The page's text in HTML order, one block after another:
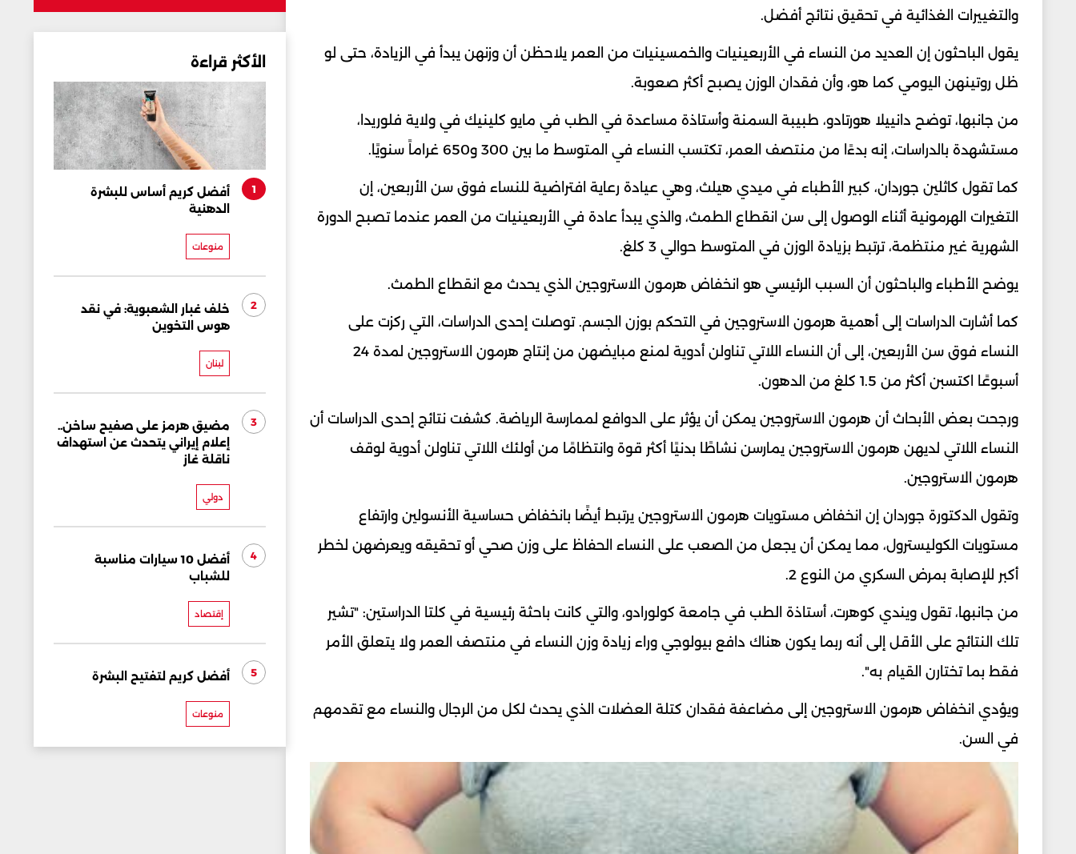
والتغييرات الغذائية في تحقيق نتائج أفضل.
يقول الباحثون إن العديد من النساء في الأربعينيات والخمسينيات من العمر يلاحظن أن وزنهن يبدأ في الزيادة، حتى لو
ظل روتينهن اليومي كما هو، وأن فقدان الوزن يصبح أكثر صعوبة.
من جانبها، توضح دانييلا هورتادو، طبيبة السمنة وأستاذة مساعدة في الطب في مايو كلينيك في ولاية فلوريدا،
مستشهدة بالدراسات، إنه بدءًا من منتصف العمر، تكتسب النساء في المتوسط ما بين 300 و650 غراماً سنويًا.
كما تقول كاثلين جوردان، كبير الأطباء في ميدي هيلث، وهي عيادة رعاية افتراضية للنساء فوق سن الأربعين، إن
التغيرات الهرمونية أثناء الوصول إلى سن انقطاع الطمث، والذي يبدأ عادة في الأربعينيات من العمر عندما تصبح الدورة
الشهرية غير منتظمة، ترتبط بزيادة الوزن في المتوسط حوالي 3 كلغ.
يوضح الأطباء والباحثون أن السبب الرئيسي هو انخفاض هرمون الاستروجين الذي يحدث مع انقطاع الطمث.
كما أشارت الدراسات إلى أهمية هرمون الاستروجين في التحكم بوزن الجسم. توصلت إحدى الدراسات، التي ركزت على
النساء فوق سن الأربعين، إلى أن النساء اللاتي تناولن أدوية لمنع مبايضهن من إنتاج هرمون الاستروجين لمدة 24
أسبوعًا اكتسبن أكثر من 1.5 كلغ من الدهون.
ورجحت بعض الأبحاث أن هرمون الاستروجين يمكن أن يؤثر على الدوافع لممارسة الرياضة. كشفت نتائج إحدى الدراسات أن
النساء اللاتي لديهن هرمون الاستروجين يمارسن نشاطًا بدنيًا أكثر قوة وانتظامًا من أولئك اللاتي تناولن أدوية لوقف
هرمون الاستروجين.
وتقول الدكتورة جوردان إن انخفاض مستويات هرمون الاستروجين يرتبط أيضًا بانخفاض حساسية الأنسولين وارتفاع
مستويات الكوليسترول، مما يمكن أن يجعل من الصعب على النساء الحفاظ على وزن صحي أو تحقيقه ويعرضهن لخطر
أكبر للإصابة بمرض السكري من النوع 2.
من جانبها، تقول ويندي كوهرت، أستاذة الطب في جامعة كولورادو، والتي كانت باحثة رئيسية في كلتا الدراستين: "تشير
تلك النتائج على الأقل إلى أنه ربما يكون هناك دافع بيولوجي وراء زيادة وزن النساء في منتصف العمر ولا يتعلق الأمر
فقط بما تختارن القيام به".
ويؤدي انخفاض هرمون الاستروجين إلى مضاعفة فقدان كتلة العضلات الذي يحدث لكل من الرجال والنساء مع تقدمهم
في السن.
الأكثر قراءة
1
أفضل كريم أساس للبشرة
الدهنية
منوعات
2
خلف غبار الشعبوية: في نقد
هوس التخوين
لبنان
3
مضيق هرمز على صفيح ساخن..
إعلام إيراني يتحدث عن استهداف
ناقلة غاز
دولي
4
أفضل 10 سيارات مناسبة
للشباب
إقتصاد
5 أفضل كريم لتفتيح البشرة
منوعات